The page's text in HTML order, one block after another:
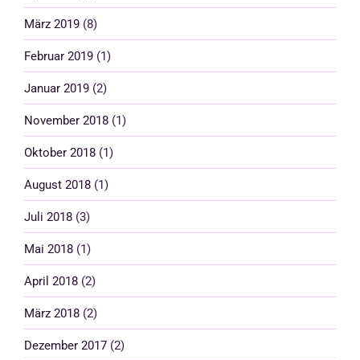
März 2019 (8)
Februar 2019 (1)
Januar 2019 (2)
November 2018 (1)
Oktober 2018 (1)
August 2018 (1)
Juli 2018 (3)
Mai 2018 (1)
April 2018 (2)
März 2018 (2)
Dezember 2017 (2)